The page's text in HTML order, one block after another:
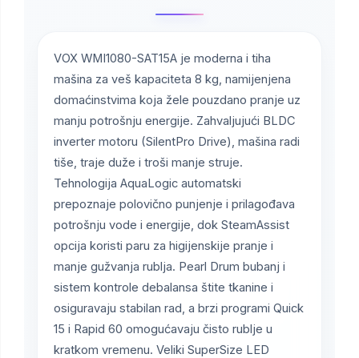
VOX WMI1080-SAT15A je moderna i tiha
mašina za veš kapaciteta 8 kg, namijenjena
domaćinstvima koja žele pouzdano pranje uz
manju potrošnju energije. Zahvaljujući BLDC
inverter motoru (SilentPro Drive), mašina radi
tiše, traje duže i troši manje struje.
Tehnologija AquaLogic automatski
prepoznaje polovično punjenje i prilagođava
potrošnju vode i energije, dok SteamAssist
opcija koristi paru za higijenskije pranje i
manje gužvanja rublja. Pearl Drum bubanj i
sistem kontrole debalansa štite tkanine i
osiguravaju stabilan rad, a brzi programi Quick
15 i Rapid 60 omogućavaju čisto rublje u
kratkom vremenu. Veliki SuperSize LED